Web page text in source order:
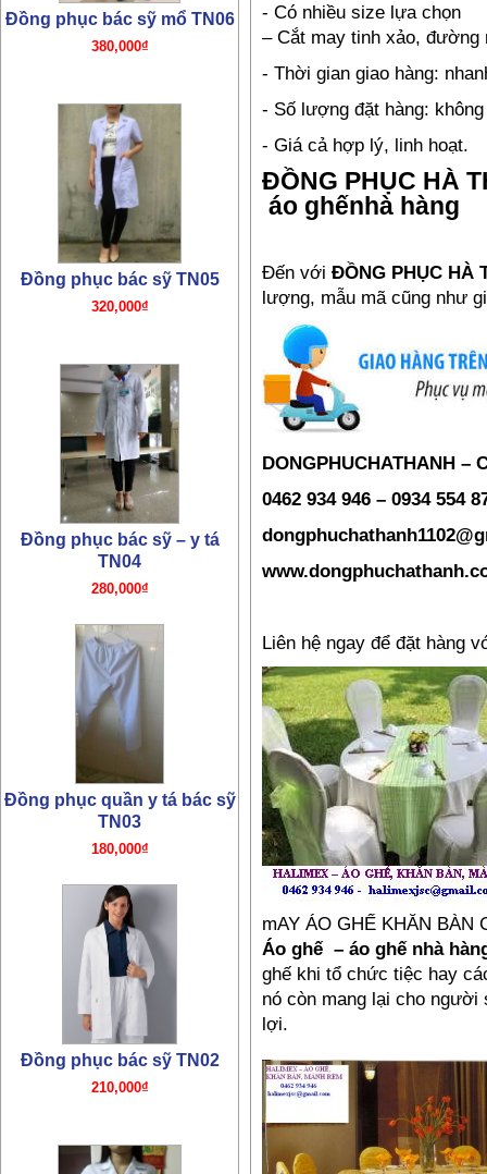
- Có nhiều size lựa chọn
– Cắt may tinh xảo, đường
- Thời gian giao hàng:
- Số lượng đặt hàng:
- Giá cả hợp lý, linh hoạt.
ĐỒNG PHỤC HÀ
áo ghếnhà hàng
Đến với ĐỒNG PHỤC HÀ
lượng, mẫu mã cũng như
DONGPHUCHATHANH –
0462 934 946 – 0934 554
Liên hệ ngay để đặt hàng
mAY ÁO GHẾ KHĂN BÀN
Áo ghế – áo ghế nhà
ghế khi tổ chức tiệc hay
nó còn mang lại cho
lợi.
Đồng phục bác sỹ TN05
320,000₫
Đồng phục bác sỹ – y tá
TN04
280,000₫
Đồng phục quần y tá bác sỹ
TN03
180,000₫
Đồng phục bác sỹ TN02
210,000₫